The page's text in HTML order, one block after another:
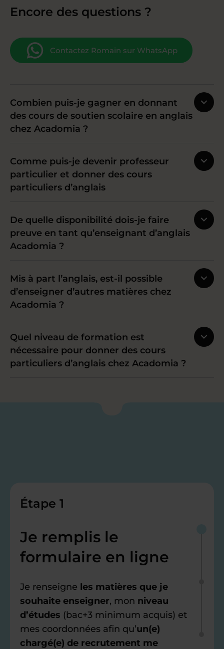
Encore des questions ?
Contactez Romain sur WhatsApp
Combien puis-je gagner en donnant
des cours de soutien scolaire en anglais
chez Acadomia ?
Comme puis-je devenir professeur
particulier et donner des cours
particuliers d’anglais
De quelle disponibilité dois-je faire
preuve en tant qu’enseignant d’anglais
Acadomia ?
Mis à part l’anglais, est-il possible
d’enseigner d’autres matières chez
Acadomia ?
Quel niveau de formation est
nécessaire pour donner des cours
particuliers d’anglais chez Acadomia ?
Étape 1
Je remplis le
formulaire en ligne
Je renseigne les matières que je
souhaite enseigner, mon niveau
d’études (bac+3 minimum acquis) et
mes coordonnées afin qu’un(e)
chargé(e) de recrutement me